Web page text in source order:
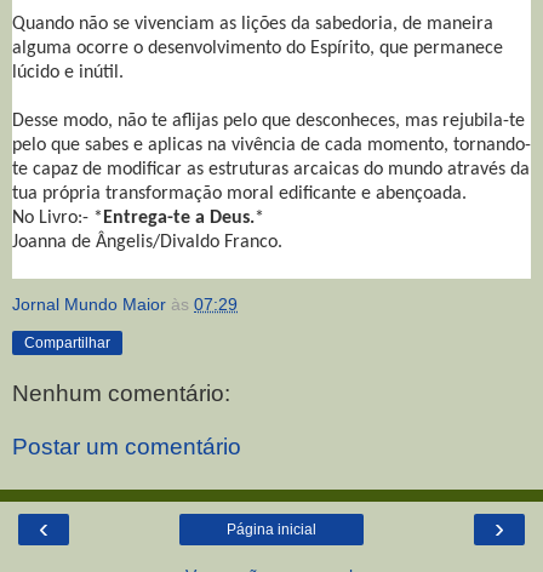
Quando não se vivenciam as lições da sabedoria, de maneira
alguma ocorre o desenvolvimento do Espírito, que permanece
lúcido e inútil.
Desse modo, não te aflijas pelo que desconheces, mas rejubila-te
pelo que sabes e aplicas na vivência de cada momento, tornando-
te capaz de modificar as estruturas arcaicas do mundo através da
tua própria transformação moral edificante e abençoada.
No Livro:- * Entrega-te a Deus.*
Joanna de Ângelis/Divaldo Franco.
Jornal Mundo Maior às 07:29
Compartilhar
Nenhum comentário:
Postar um comentário
‹ ›
Página inicial